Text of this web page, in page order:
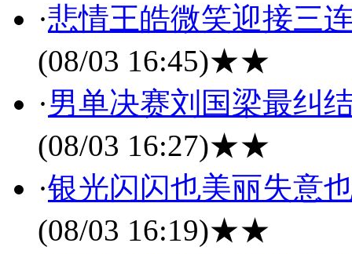
·悲情王皓微笑迎接三
(08/03 16:45)★★
·男单决赛刘国梁最纠
(08/03 16:27)★★
·银光闪闪也美丽失意
(08/03 16:19)★★